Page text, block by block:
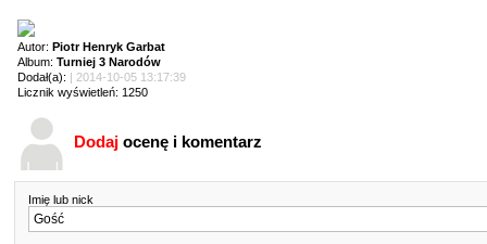
Autor: Piotr Henryk Garbat
Album: Turniej 3 Narodów
Dodał(a):
| 2014-10-05 13:17:39
Licznik wyświetleń: 1250
Dodaj ocenę i komentarz
Imię lub nick